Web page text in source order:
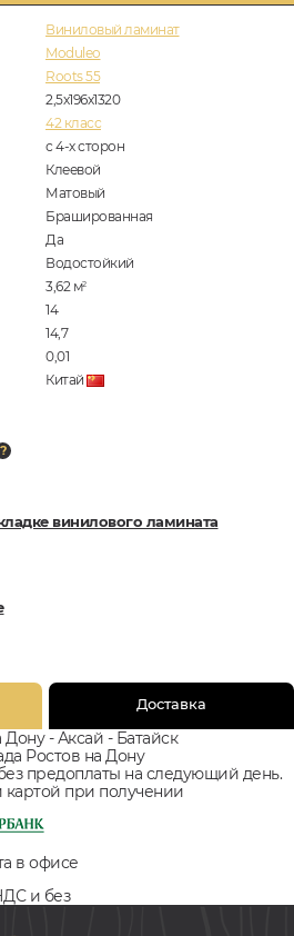
Виниловый ламинат
Moduleo
Roots 55
2,5х196х1320
42 класс
с 4-х сторон
Клеевой
Матовый
Брашированная
Да
Водостойкий
3,62 м2
14
14,7
0,01
Китай
винилового ламината
Доставка
- Аксай - Батайск
Ростов на Дону
предоплаты на следующий день.
при получении
в офисе
и без